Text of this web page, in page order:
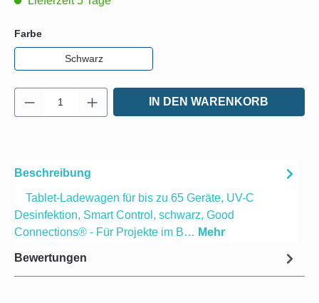
Farbeauswählen
Schwarz
Produkt Anzahl: Gib den gewünschten
IN DEN WARENKORB
Beschreibung
Tablet-Ladewagen für bis zu 65 Geräte, UV-C
Desinfektion, Smart Control, schwarz, Good
Connections® - Für Projekte im B… Mehr
Bewertungen